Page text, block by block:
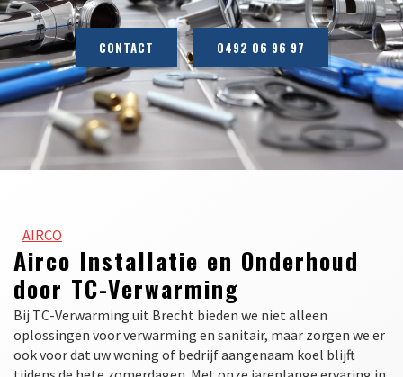
CONTACT 0492 06 96 97
AIRCO
Airco Installatie en Onderhoud
door TC-Verwarming
Bij TC-Verwarming uit Brecht bieden we niet alleen
oplossingen voor verwarming en sanitair, maar zorgen we er
ook voor dat uw woning of bedrijf aangenaam koel blijft